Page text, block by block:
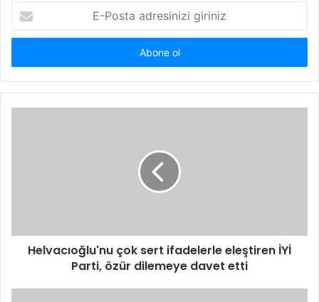
Posta
adresinizi
Helvacıoğlu'nu çok sert ifadelerle eleştiren İYİ
Parti, özür dilemeye davet etti